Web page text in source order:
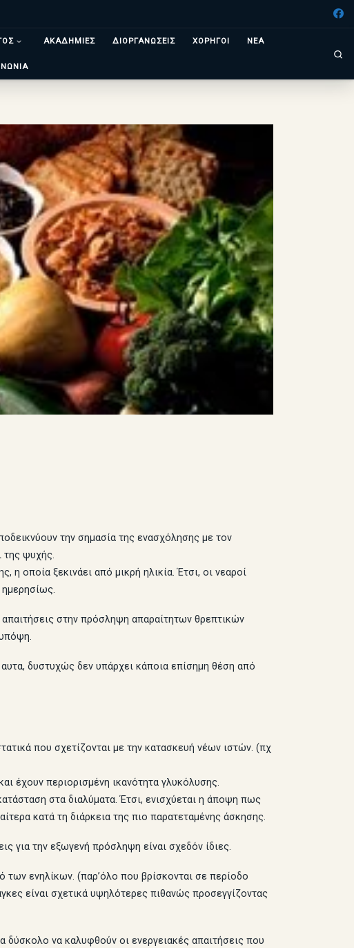
ΑΚΑΔΗΜΙΕΣ ΔΙΟΡΓΑΝΩΣΕΙΣ ΧΟΡΗΓΟΙ ΝΕΑ
την σημασία της ενασχόλησης με τον
της ψυχής.
οποία ξεκινάει από μικρή ηλικία. Έτσι, οι νεαροί
στην πρόσληψη απαραίτητων θρεπτικών
δυστυχώς δεν υπάρχει κάποια επίσημη θέση από
που σχετίζονται με την κατασκευή νέων ιστών. (πχ
έχουν περιορισμένη ικανότητα γλυκόλυσης.
στα διαλύματα. Έτσι, ενισχύεται η άποψη πως
κατά τη διάρκεια της πιο παρατεταμένης άσκησης.
για την εξωγενή πρόσληψη είναι σχεδόν ίδιες.
ενηλίκων. (παρ’όλο που βρίσκονται σε περίοδο
είναι σχετικά υψηλότερες πιθανώς προσεγγίζοντας
δύσκολο να καλυφθούν οι ενεργειακές απαιτήσεις που